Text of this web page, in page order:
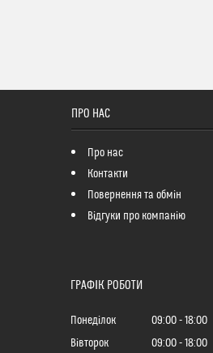
ПРО НАС
Про нас
Контакти
Повернення та обмін
Відгуки про компанію
ГРАФІК РОБОТИ
Понеділок 09:00
18:00
Вівторок
09:00 18:00